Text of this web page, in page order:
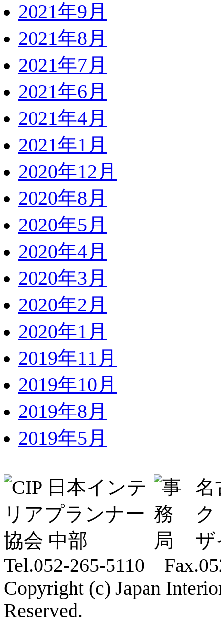
2021年9月
2021年8月
2021年7月
2021年6月
2021年4月
2021年1月
2020年12月
2020年8月
2020年5月
2020年4月
2020年3月
2020年2月
2020年1月
2019年11月
2019年10月
2019年8月
2019年5月
名
ザ
Tel.052-265-5110
Copyright (c) Japan
Reserved.